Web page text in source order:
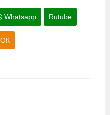
Whatsapp Rutube
ОК